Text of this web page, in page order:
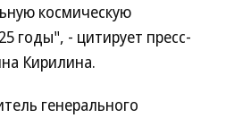
космическую
годы", - цитирует пресс-
Кирилина.
генерального